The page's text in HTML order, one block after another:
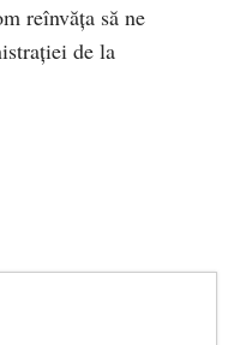
reînvăța să ne
de la